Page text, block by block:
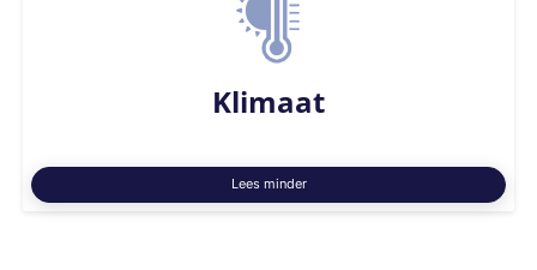
Klimaat
Lees minder